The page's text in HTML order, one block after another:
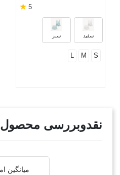
5
★
سفید سبز
S
M
L
نقدوبررسی
میانگین